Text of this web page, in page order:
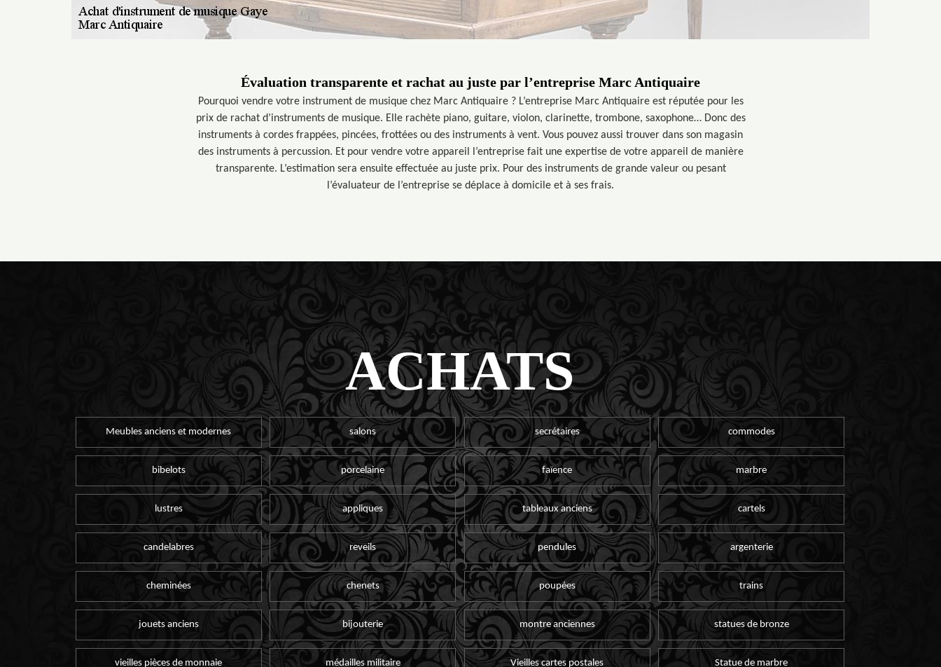
Évaluation transparente et rachat au juste par l’entreprise Marc Antiquaire
Pourquoi vendre votre instrument de musique chez Marc Antiquaire ? L’entreprise Marc Antiquaire est réputée pour les
prix de rachat d’instruments de musique. Elle rachète piano, guitare, violon, clarinette, trombone, saxophone… Donc des
instruments à cordes frappées, pincées, frottées ou des instruments à vent. Vous pouvez aussi trouver dans son magasin
des instruments à percussion. Et pour vendre votre appareil l’entreprise fait une expertise de votre appareil de manière
transparente. L’estimation sera ensuite effectuée au juste prix. Pour des instruments de grande valeur ou pesant
l’évaluateur de l’entreprise se déplace à domicile et à ses frais.
ACHATS
Meubles anciens et modernes salons secrétaires commodes
bibelots porcelaine faïence marbre
lustres appliques tableaux anciens cartels
candelabres reveils pendules argenterie
cheminées chenets poupées trains
jouets anciens bijouterie montre anciennes statues de bronze
vieilles pièces de monnaie médailles militaire Vieilles cartes postales Statue de marbre